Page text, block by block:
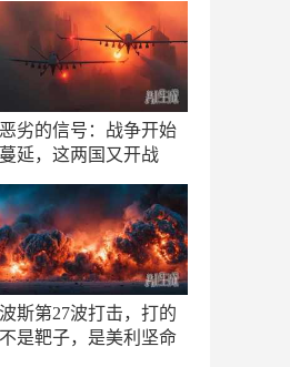
恶劣的信号：战争开始
蔓延，这两国又开战
波斯第27波打击，打的
不是靶子，是美利坚命